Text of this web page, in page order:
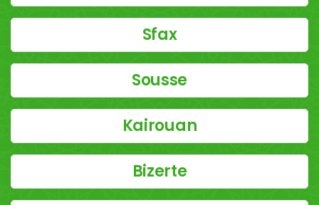
Sfax
Sousse
Kairouan
Bizerte